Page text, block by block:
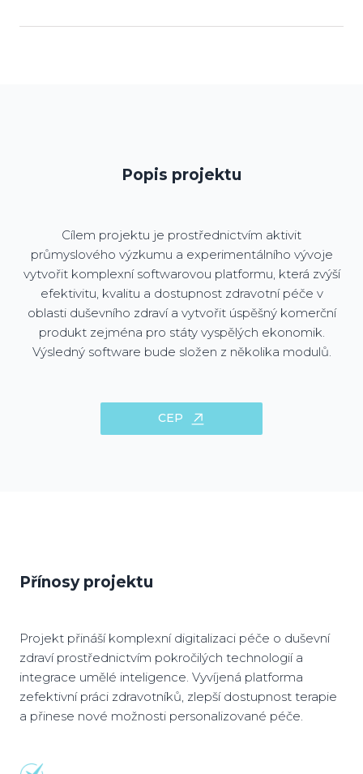
Popis projektu
Cílem projektu je prostřednictvím aktivit
průmyslového výzkumu a experimentálního vývoje
vytvořit komplexní softwarovou platformu, která zvýší
efektivitu, kvalitu a dostupnost zdravotní péče v
oblasti duševního zdraví a vytvořit úspěšný komerční
produkt zejména pro státy vyspělých ekonomik.
Výsledný software bude složen z několika modulů.
CEP
Přínosy projektu
Projekt přináší komplexní digitalizaci péče o duševní
zdraví prostřednictvím pokročilých technologií a
integrace umělé inteligence. Vyvíjená platforma
zefektivní práci zdravotníků, zlepší dostupnost terapie
a přinese nové možnosti personalizované péče.